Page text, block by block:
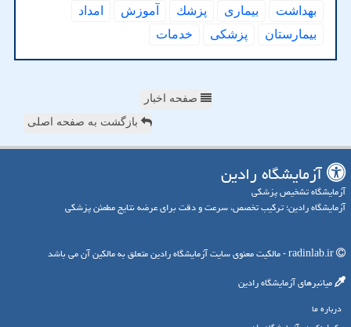
بهداشت بیماری پزشك آموزش
امداد
بیمارستان
پزشكی خدمات
صفحه اخبار
بازگشت به صفحه اصلی
آزمایشگاه رادین
آزمایشگاه تشخیص پزشکی
آزمایشگاه رادین؛ ترکیب تخصص، سرعت و دقت برای عرضه نتایج مطمئن پزشکی
میانبرهای آزمایشگاه رادین
درباره ما